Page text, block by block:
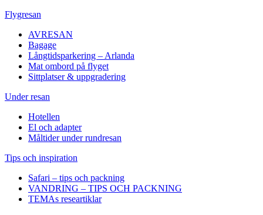
Flygresan
AVRESAN
Bagage
Långtidsparkering – Arlanda
Mat ombord på flyget
Sittplatser & uppgradering
Under resan
Hotellen
El och adapter
Måltider under rundresan
Tips och inspiration
Safari – tips och packning
VANDRING – TIPS OCH PACKNING
TEMAs researtiklar